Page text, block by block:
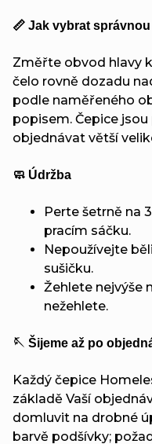
📏 Jak vybrat
Změřte obvod hlavy
čelo rovně dozadu
podle naměřeného
popisem. Čepice
objednávat větší
🧼 Údržba
Perte šetrně na
pracím sáčku.
Nepoužívejte
sušičku.
Žehlete nejvýše
nežehlete.
🪡 Šijeme až po
Každý čepice
základě Vaší
domluvit na drobné
barvě podšívky;